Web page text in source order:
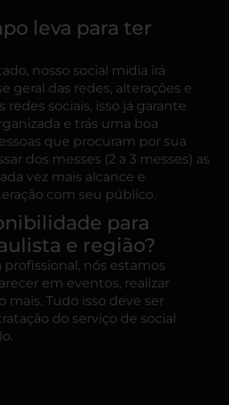
leva para ter
nosso social midia irá
geral das redes, alterações e
redes sociais, isso já garante
e trás uma boa
que procuram por sua
dos messes (2 a 3 messes) as
vez mais alcance e
com seu público.
para
e região?
profissional, nós estamos
em eventos, realizar
mais. Tudo isso deve ser
do serviço de social